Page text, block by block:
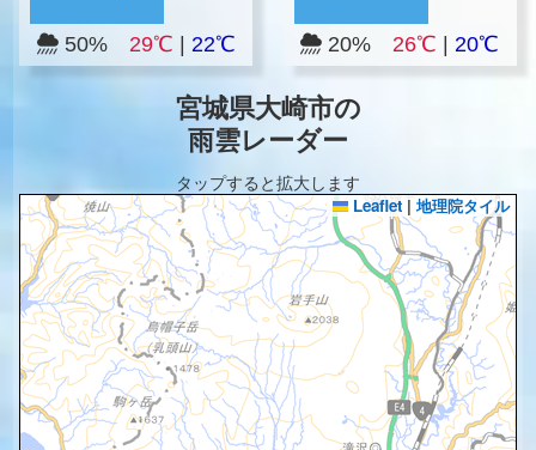
50% 29℃ 22℃ 20% 26℃ |20℃
宮城県大崎市の
雨雲レーダー
タップすると拡大します
Leaflet | 地理院タイル